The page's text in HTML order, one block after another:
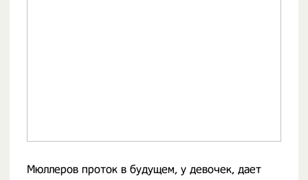
Мюллеров проток в будущем, у девочек, дает